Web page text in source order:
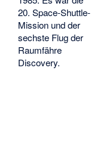
20. Space-Shuttle-
Mission und der
sechste Flug der
Raumfähre
Discovery.